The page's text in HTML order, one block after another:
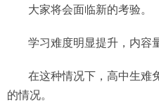
大家将会面临新的考验。
学习难度明显提升，内容
在这种情况下，高中生难
的情况。